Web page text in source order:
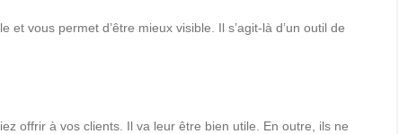
vous permet d’être mieux visible. Il s’agit-là d’un outil de
offrir à vos clients. Il va leur être bien utile. En outre, ils ne